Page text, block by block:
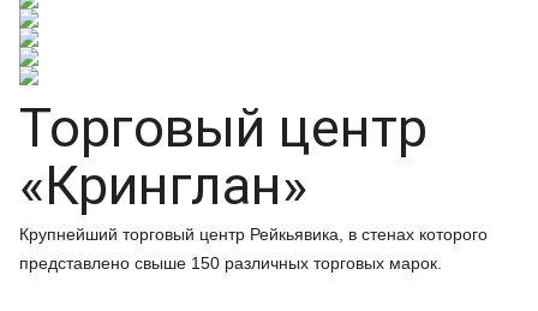
Торговый центр
«Кринглан»
Крупнейший торговый центр Рейкьявика, в стенах которого
представлено свыше 150 различных торговых марок.